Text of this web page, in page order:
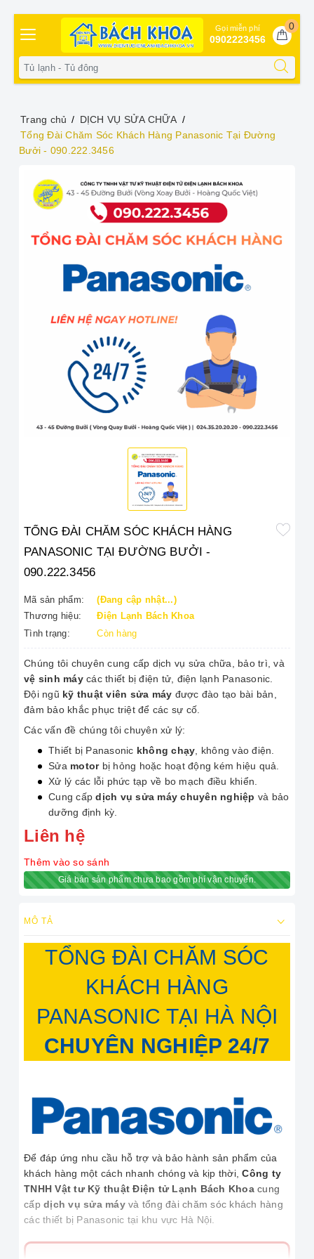
0
Gọi miễn phí
0902223456
Trang chủ
DỊCH VỤ SỬA CHỮA
Tổng Đài Chăm Sóc Khách Hàng Panasonic Tại Đường
Bưởi - 090.222.3456
TỔNG ĐÀI CHĂM SÓC KHÁCH HÀNG
PANASONIC TẠI ĐƯỜNG BƯỞI -
090.222.3456
Mã sản phẩm:
(Đang cập nhật...)
Thương hiệu:
Điện Lạnh Bách Khoa
Tình trạng:
Còn hàng
Chúng tôi chuyên cung cấp dịch vụ sửa chữa, bảo trì, và
vệ sinh máycác thiết bị điện tử, điện lạnh Panasonic.
Đội ngũ kỹ thuật viên sửa máy được đào tạo bài bản,
đảm bảo khắc phục triệt để các sự cố.
Các vấn đề chúng tôi chuyên xử lý:
Thiết bị Panasonic không chạy , không vào điện.
Sửa motorbị hỏng hoặc hoạt động kém hiệu quả.
Xử lý các lỗi phức tạp về bo mạch điều khiển.
Cung cấpdịch vụ sửa máy chuyên nghiệp và bảo
dưỡng định kỳ.
Liên hệ
Thêm vào so sánh
Giá bán sản phẩm chưa bao gồm phí vận chuyển.
MÔ TẢ
TỔNG ĐÀI CHĂM SÓC
KHÁCH HÀNG
PANASONIC TẠI HÀ NỘI
CHUYÊN NGHIỆP 24/7
Để đáp ứng nhu cầu hỗ trợ và bảo hành sản phẩm của
khách hàng một cách nhanh chóng và kịp thời,Công ty
TNHH Vật tư Kỹ thuật Điện tử Lạnh Bách Khoacung
cấp dịch vụ sửa máyvà tổng đài chăm sóc khách hàng
các thiết bị Panasonic tại khu vực Hà Nội.